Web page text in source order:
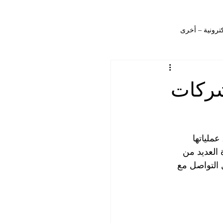
– أخرى
التصميم – المنشورات
العديد من
التواصل مع